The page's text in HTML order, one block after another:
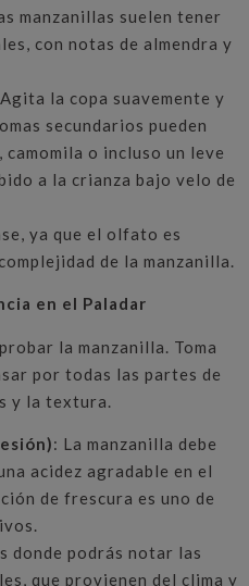
manzanillas suelen tener
con notas de almendra y
la copa suavemente y
secundarios pueden
o incluso un leve
a la crianza bajo velo de
ya que el olfato es
de la manzanilla.
en el Paladar
la manzanilla. Toma
por todas las partes de
y la textura.
: La manzanilla debe
acidez agradable en el
de frescura es uno de
donde podrás notar las
que provienen del clima y